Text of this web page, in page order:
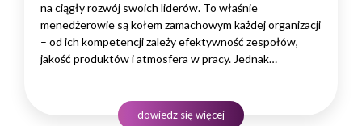
na ciągły rozwój swoich liderów. To właśnie
menedżerowie są kołem zamachowym każdej organizacji
– od ich kompetencji zależy efektywność zespołów,
jakość produktów i atmosfera w pracy. Jednak
Na szczęście istnieją skuteczne sposoby na zdobycie
dowiedz się więcej